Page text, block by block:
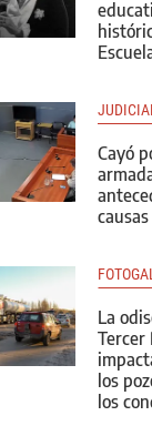
Cayó
La
Tercer
los
los